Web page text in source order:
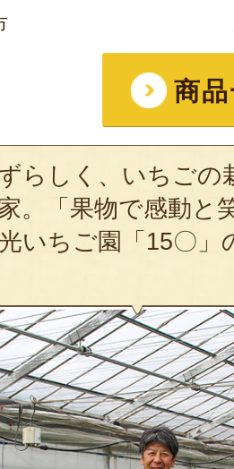
商
らしく、いちごの
。「果物で感動と
いちご園「15〇」